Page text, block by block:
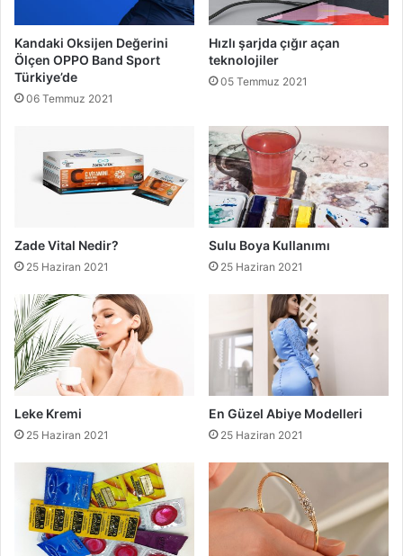
Kandaki Oksijen Değerini
Ölçen OPPO Band Sport
Türkiye’de
06 Temmuz 2021
Hızlı şarjda çığır açan
teknolojiler
05 Temmuz 2021
Zade Vital Nedir?
25 Haziran 2021
Sulu Boya Kullanımı
25 Haziran 2021
Leke Kremi
25 Haziran 2021
En Güzel Abiye Modelleri
25 Haziran 2021